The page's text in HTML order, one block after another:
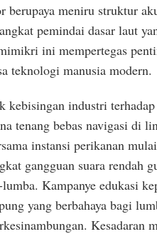
berupaya meniru struktur
pemindai dasar laut
ini mempertegas
teknologi manusia modern.
kebisingan industri
tenang bebas navigasi di
instansi perikanan
gangguan suara rendah
Kampanye edukasi
yang berbahaya bagi
Kesadaran